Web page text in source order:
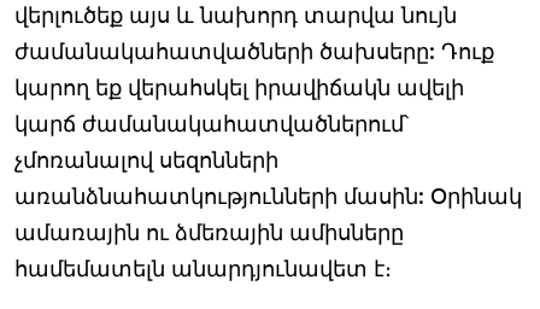
վերլուծեք այս և նախորդ տարվա նույն
ժամանակահատվածների ծախսերը: Դուք
կարող եք վերահսկել իրավիճակն ավելի
կարճ ժամանակահատվածներում՝
չմոռանալով սեզոնների
առանձնահատկությունների մասին: Օրինակ
ամառային ու ձմեռային ամիսները
համեմատելն անարդյունավետ է։